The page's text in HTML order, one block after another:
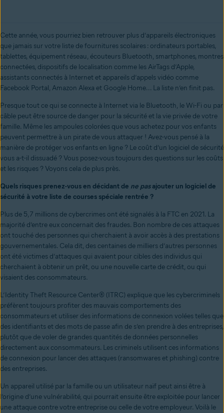
Cette année, vous pourriez bien retrouver plus d’appareils électroniques
que jamais sur votre liste de fournitures scolaires : ordinateurs portables,
tablettes, équipement réseau, écouteurs Bluetooth, smartphones, montres
connectées, dispositifs de localisation comme les AirTags d’Apple,
assistants connectés à Internet et appareils d’appels vidéo comme
Facebook Portal, Amazon Alexa et Google Home... La liste n’en finit pas.
Presque tout ce qui se connecte à Internet via le Bluetooth, le Wi-Fi ou par
câble peut être source de danger pour la sécurité et la vie privée de votre
famille. Même les ampoules colorées que vous achetez pour vos enfants
peuvent permettre à un pirate de vous attaquer ! Avez-vous pensé à la
manière de protéger vos enfants en ligne ? Le coût d’un logiciel de sécurité
vous a-t-il dissuadé ? Vous posez-vous toujours des questions sur les coûts
et les risques ? Voyons cela de plus près.
Quels risques prenez-vous en décidant de ne pasajouter un logiciel de
sécurité à votre liste de courses spéciale rentrée ?
Plus de 5,7 millions de cybercrimes ont été signalés à la FTC en 2021. La
majorité d’entre eux concernait des fraudes. Bon nombre de ces attaques
ont touché des personnes qui cherchaient à avoir accès à des prestations
gouvernementales. Cela dit, des centaines de milliers d’autres personnes
ont été victimes d’attaques qui avaient pour cibles des individus qui
cherchaient à obtenir un prêt, ou une nouvelle carte de crédit, ou qui
visaient des consommateurs.
L’Identity Theft Resource Center® (ITRC) explique que les cybercriminels
préfèrent toujours profiter des mauvais comportements des
consommateurs et utiliser des informations de connexion volées telles que
des identifiants et des mots de passe afin de s’en prendre à des entreprises,
plutôt que de voler de grandes quantités de données personnelles
directement aux consommateurs. Les criminels utilisent ces informations
de connexion pour lancer des attaques (ransomwares et phishing) contre
des entreprises.
Un appareil utilisé par la famille ou un utilisateur naïf peut ainsi être à
l’origine d’une vulnérabilité, qui pourrait ensuite être exploitée pour lancer
une attaque contre votre entreprise ou celle de votre employeur. Voilà le